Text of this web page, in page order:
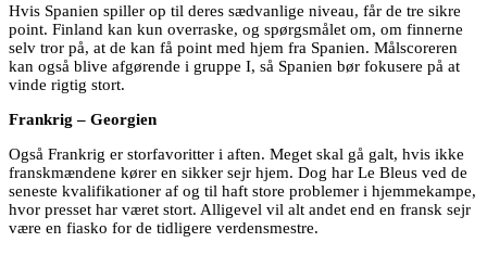
Hvis Spanien spiller op til deres sædvanlige niveau, får de tre sikre
point. Finland kan kun overraske, og spørgsmålet om, om finnerne
selv tror på, at de kan få point med hjem fra Spanien. Målscoreren
kan også blive afgørende i gruppe I, så Spanien bør fokusere på at
vinde rigtig stort.
Frankrig – Georgien
Også Frankrig er storfavoritter i aften. Meget skal gå galt, hvis ikke
franskmændene kører en sikker sejr hjem. Dog har Le Bleus ved de
seneste kvalifikationer af og til haft store problemer i hjemmekampe,
hvor presset har været stort. Alligevel vil alt andet end en fransk sejr
være en fiasko for de tidligere verdensmestre.